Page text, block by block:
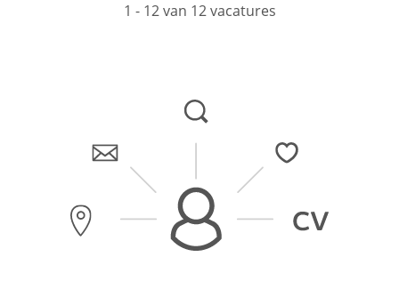
1 - 12 van 12 vacatures